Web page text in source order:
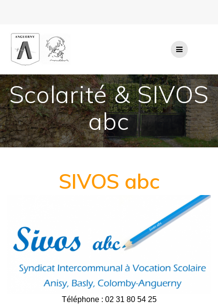
Scolarité & SIVOS
abc
SIVOS abc
Téléphone : 02 31 80 54 25